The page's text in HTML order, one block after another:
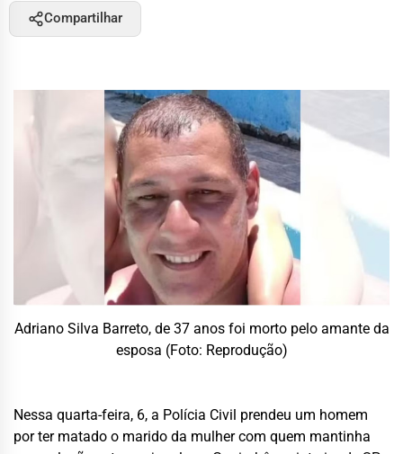
Compartilhar
Adriano Silva Barreto, de 37 anos foi morto pelo amante da
esposa (Foto: Reprodução)
Nessa quarta-feira, 6, a Polícia Civil prendeu um homem
por ter matado o marido da mulher com quem mantinha